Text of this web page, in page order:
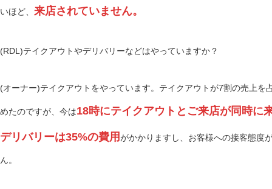
いほど、 来店されていません。
(RDL)テイクアウトやデリバリーなどはやっていますか？
(オーナー)テイクアウトをやっています。テイクアウトが7割の売上
めたのですが、今は18時にテイクアウトとご来店が同時に
デリバリーは35%の費用がかかりますし、お客様への接客態度
ん。